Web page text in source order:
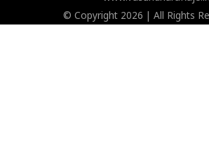
© Copyright 2026 | All Rights